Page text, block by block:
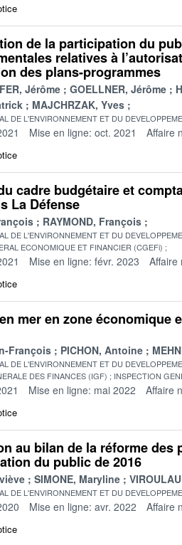
de la participation du
relatives à
des plans-programmes
Jérôme GOELLNER, Jérôme
MAJCHRZAK, Yves
DE L'ENVIRONNEMENT ET DU
Mise en ligne: oct. 2021 Affaire
cadre budgétaire et
La Défense
RAYMOND, François
DE L'ENVIRONNEMENT ET DU
ECONOMIQUE ET FINANCIER (CGEFi)
Mise en ligne: févr. 2023 Affaire
mer en zone économique
François PICHON, Antoine
DE L'ENVIRONNEMENT ET DU
DES FINANCES (IGF)
INSPECTION
Mise en ligne: mai 2022 Affaire
au bilan de la réforme des
du public de 2016
SIMONE, Maryline
DE L'ENVIRONNEMENT ET DU
Mise en ligne: avr. 2022 Affaire